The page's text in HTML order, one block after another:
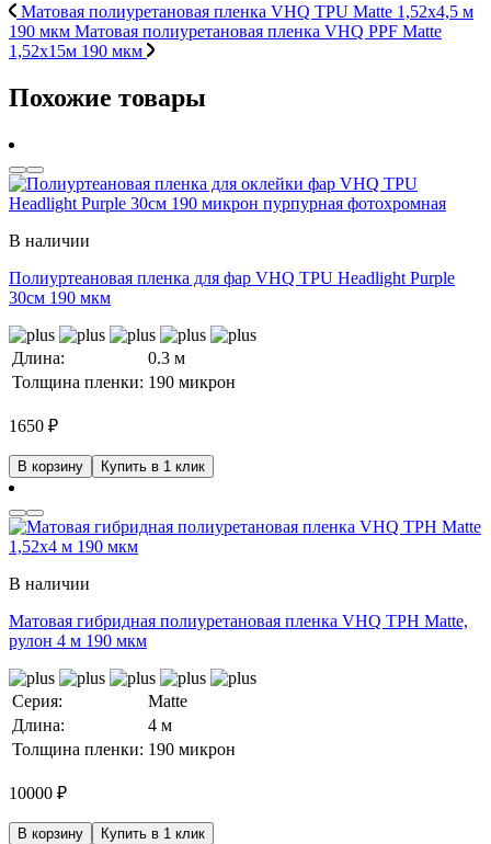
Матовая полиуретановая пленка VHQ TPU Matte 1,52х4,5 м
190 мкм Матовая полиуретановая пленка VHQ PPF Matte
1,52х15м 190 мкм
Похожие товары
В наличии
Полиуртеановая пленка для фар VHQ TPU Headlight Purple
30см 190 мкм
Длина:
0.3 м
Толщина пленки: 190 микрон
1650 ₽
В корзину Купить в 1 клик
В наличии
Матовая гибридная полиуретановая пленка VHQ TPH Matte,
рулон 4 м 190 мкм
Серия:
Matte
Длина:
4 м
Толщина пленки: 190 микрон
10000 ₽
В корзину Купить в 1 клик